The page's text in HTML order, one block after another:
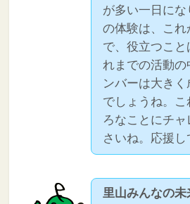
が多い一日にな
の体験は、これ
で、役立つこと
れまでの活動の
ンバーは大き
でしょうね。
ろなことにチ
さいね。応援し
里山みんなの未